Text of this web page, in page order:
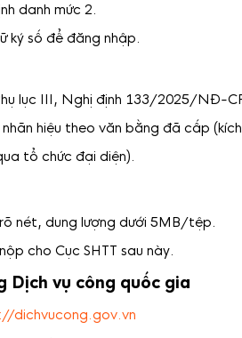
danh mức 2.
ký số để đăng nhập.
lục III, Nghị định 133/2025/NĐ-
hiệu theo văn bằng đã cấp
tổ chức đại diện).
nét, dung lượng dưới 5MB/tệp.
cho Cục SHTT sau này.
Dịch vụ công quốc gia
dichvucong.gov.vn